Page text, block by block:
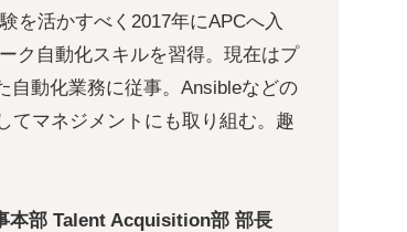
を活かすべく2017年にAPCへ入
ク自動化スキルを習得。現在はプ
自動化業務に従事。Ansibleなどの
てマネジメントにも取り組む。趣
本部 Talent Acquisition部 部長